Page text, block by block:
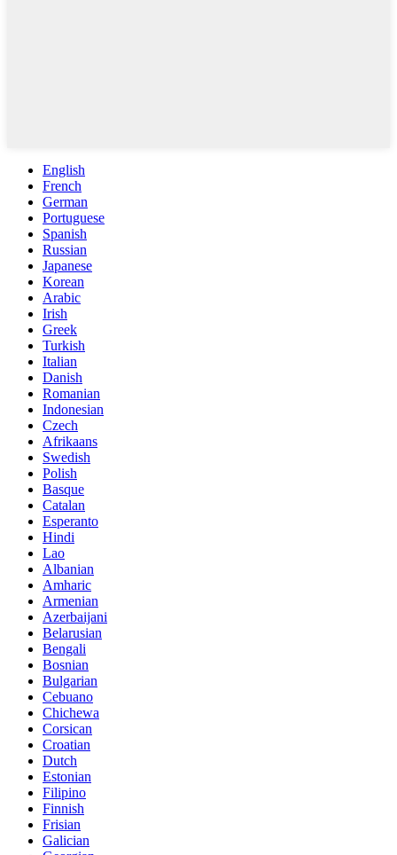
English
French
German
Portuguese
Spanish
Russian
Japanese
Korean
Arabic
Irish
Greek
Turkish
Italian
Danish
Romanian
Indonesian
Czech
Afrikaans
Swedish
Polish
Basque
Catalan
Esperanto
Hindi
Lao
Albanian
Amharic
Armenian
Azerbaijani
Belarusian
Bengali
Bosnian
Bulgarian
Cebuano
Chichewa
Corsican
Croatian
Dutch
Estonian
Filipino
Finnish
Frisian
Galician